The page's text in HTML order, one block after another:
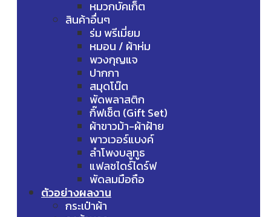
หมวกบัคเก็ต
สินค้าอื่นๆ
ร่ม พรีเมี่ยม
หมอน / ผ้าห่ม
พวงกุญแจ
ปากกา
สมุดโน๊ต
พัดพลาสติก
กิ๊ฟเซ็ต (Gift Set)
ผ้าขาวม้า-ผ้าฝ้าย
พาวเวอร์แบงค์
ลำโพงบลูทูธ
แฟลชไดร์ไดร์ฟ
พัดลมมือถือ
ตัวอย่างผลงาน
กระเป๋าผ้า